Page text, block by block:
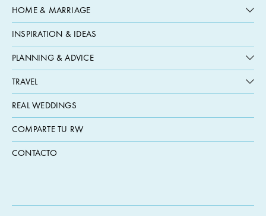
HOME & MARRIAGE
INSPIRATION & IDEAS
PLANNING & ADVICE
TRAVEL
REAL WEDDINGS
COMPARTE TU RW
CONTACTO